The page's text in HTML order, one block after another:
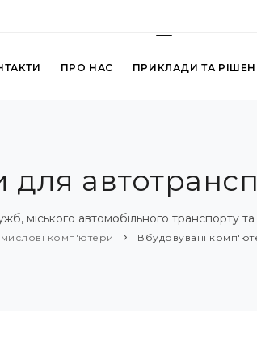
ПРО НАС ПРИКЛАДИ ТА
міського автомобільного транспорту та
комп'ютери Вбудовувані